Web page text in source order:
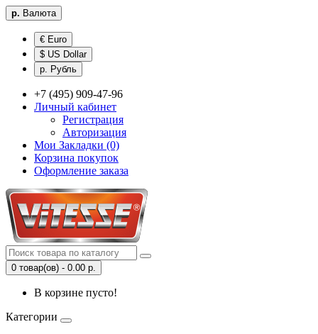
р. Валюта
€ Euro
$ US Dollar
р. Рубль
+7 (495) 909-47-96
Личный кабинет
Регистрация
Авторизация
Мои Закладки (0)
Корзина покупок
Оформление заказа
0 товар(ов) - 0.00 р.
В корзине пусто!
Категории